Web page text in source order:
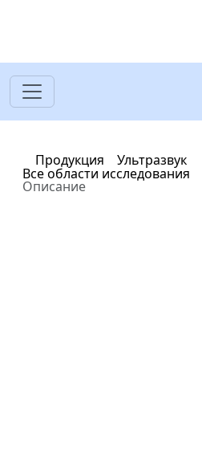
Главная
Продукция Ультразвук
Все области исследования
Описание